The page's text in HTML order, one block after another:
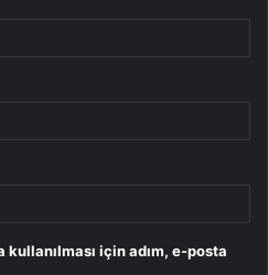
için adım, e-posta